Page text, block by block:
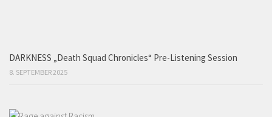
DARKNESS „Death Squad Chronicles“ Pre-Listening Session
8. SEPTEMBER 2025